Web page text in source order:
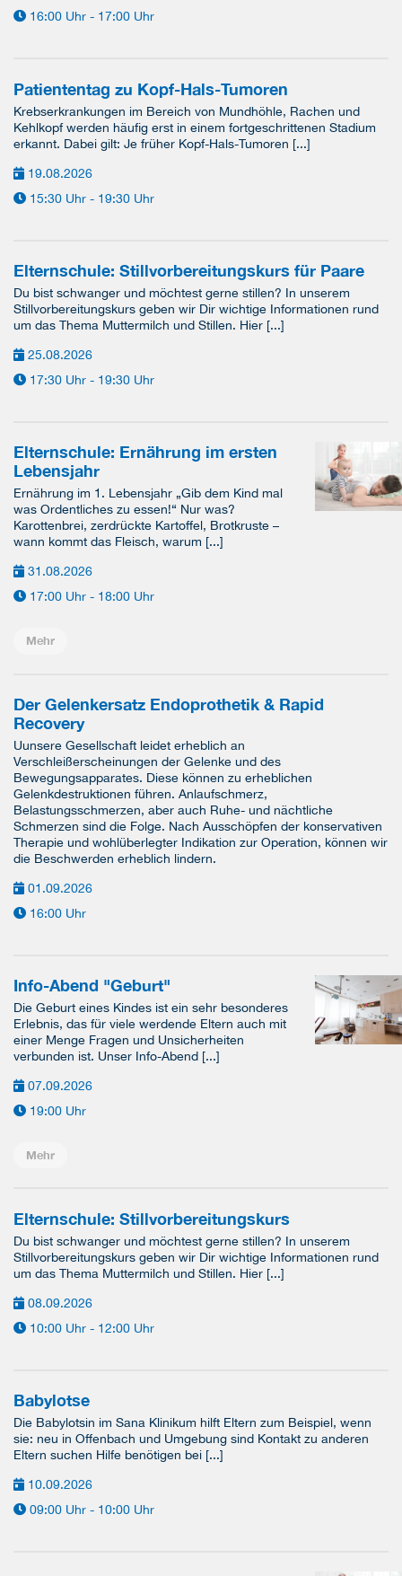
16:00 Uhr - 17:00 Uhr
Patiententag zu Kopf-Hals-Tumoren
Krebserkrankungen im Bereich von Mundhöhle, Rachen und
Kehlkopf werden häufig erst in einem fortgeschrittenen Stadium
erkannt. Dabei gilt: Je früher Kopf-Hals-Tumoren [...]
19.08.2026
15:30 Uhr - 19:30 Uhr
Elternschule: Stillvorbereitungskurs für Paare
Du bist schwanger und möchtest gerne stillen? In unserem
Stillvorbereitungskurs geben wir Dir wichtige Informationen rund
um das Thema Muttermilch und Stillen. Hier [...]
25.08.2026
17:30 Uhr - 19:30 Uhr
Elternschule: Ernährung im ersten
Lebensjahr
Ernährung im 1. Lebensjahr „Gib dem Kind mal
was Ordentliches zu essen!“ Nur was?
Karottenbrei, zerdrückte Kartoffel, Brotkruste –
wann kommt das Fleisch, warum [...]
31.08.2026
17:00 Uhr - 18:00 Uhr
Mehr
Der Gelenkersatz Endoprothetik & Rapid
Recovery
Uunsere Gesellschaft leidet erheblich an
Verschleißerscheinungen der Gelenke und des
Bewegungsapparates. Diese können zu erheblichen
Gelenkdestruktionen führen. Anlaufschmerz,
Belastungsschmerzen, aber auch Ruhe- und nächtliche
Schmerzen sind die Folge. Nach Ausschöpfen der konservativen
Therapie und wohlüberlegter Indikation zur Operation, können wir
die Beschwerden erheblich lindern.
01.09.2026
16:00 Uhr
Info-Abend "Geburt"
Die Geburt eines Kindes ist ein sehr besonderes
Erlebnis, das für viele werdende Eltern auch mit
einer Menge Fragen und Unsicherheiten
verbunden ist. Unser Info-Abend [...]
07.09.2026
19:00 Uhr
Mehr
Elternschule: Stillvorbereitungskurs
Du bist schwanger und möchtest gerne stillen? In unserem
Stillvorbereitungskurs geben wir Dir wichtige Informationen rund
um das Thema Muttermilch und Stillen. Hier [...]
08.09.2026
10:00 Uhr - 12:00 Uhr
Babylotse
Die Babylotsin im Sana Klinikum hilft Eltern zum Beispiel, wenn
sie: neu in Offenbach und Umgebung sind Kontakt zu anderen
Eltern suchen Hilfe benötigen bei [...]
10.09.2026
09:00 Uhr - 10:00 Uhr